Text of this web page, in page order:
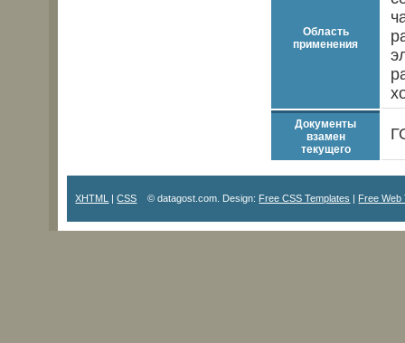
Область
применения
Документы
взамен
текущего
XHTML |CSS © datagost.com. Design: Free CSS Templates | Free Web